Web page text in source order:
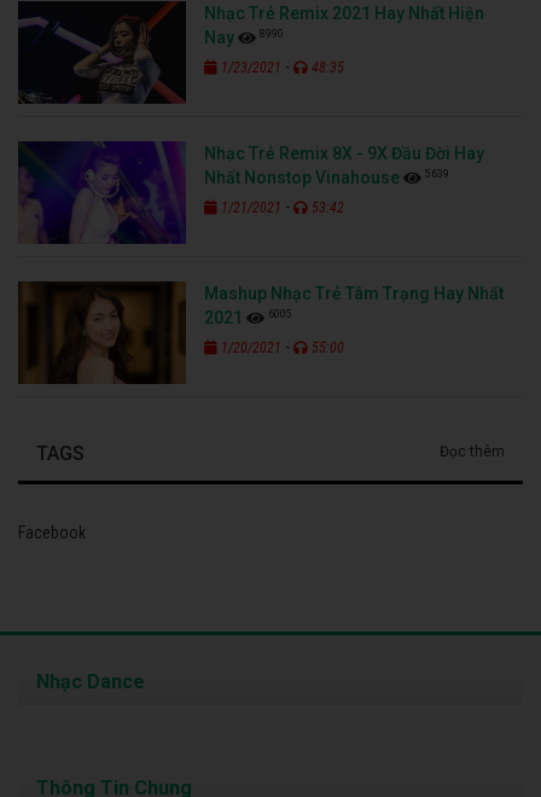
Nhạc Trẻ Remix 2021 Hay Nhất Hiện
Nay
8990
1/23/2021 - 48:35
Nhạc Trẻ Remix 8X - 9X Đầu Đời Hay
Nhất Nonstop Vinahouse
5639
1/21/2021 - 53:42
Mashup Nhạc Trẻ Tâm Trạng Hay Nhất
2021
6005
1/20/2021 - 55:00
TAGS Đọc thêm
Facebook
Nhạc Dance
Thông Tin Chung